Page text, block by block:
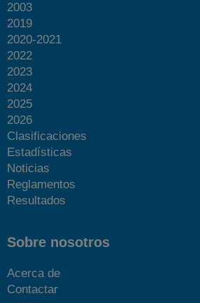
2003
2019
2020-2021
2022
2023
2024
2025
2026
Clasificaciones
Estadísticas
Noticias
Reglamentos
Resultados
Sobre nosotros
Acerca de
Contactar